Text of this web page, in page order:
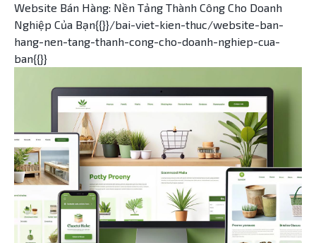
Website Bán Hàng: Nền Tảng Thành Công Cho Doanh
Nghiệp Của Bạn{{}}/bai-viet-kien-thuc/website-ban-
hang-nen-tang-thanh-cong-cho-doanh-nghiep-cua-
ban{{}}